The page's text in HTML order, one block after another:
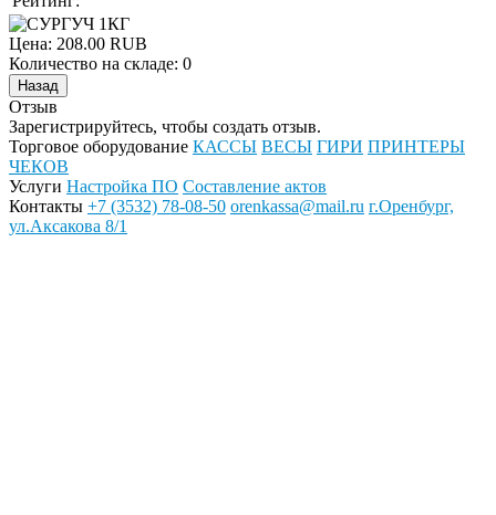
Цена: 208.00 RUB
Количество на складе: 0
Отзыв
Зарегистрируйтесь, чтобы создать отзыв.
Торговое оборудование КАССЫ ВЕСЫ ГИРИ ПРИНТЕРЫ
ЧЕКОВ
Услуги Настройка ПО Составление актов
Контакты +7 (3532) 78-08-50 orenkassa@mail.ru г.Оренбург,
ул.Аксакова 8/1